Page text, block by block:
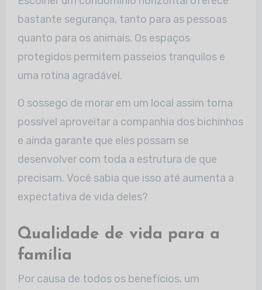
bastante segurança, tanto para as pessoas
quanto para os animais. Os espaços
protegidos permitem passeios tranquilos e
uma rotina agradável.
O sossego de morar em um local assim torna
possível aproveitar a companhia dos bichinhos
e ainda garante que eles possam se
desenvolver com toda a estrutura de que
precisam. Você sabia que isso até aumenta a
expectativa de vida deles?
Qualidade de vida para a
família
Por causa de todos os benefícios, um